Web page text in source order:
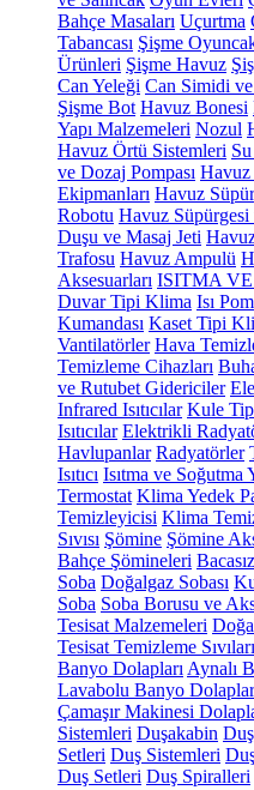
Bahçe Masaları Uçurtma
Tabancası Şişme
Ürünleri Şişme Havuz
Can Yeleği Can Simidi
Şişme Bot Havuz Bonesi
Yapı Malzemeleri Nozul
Havuz Örtü Sistemleri
ve Dozaj Pompası Havuz
Ekipmanları Havuz
Robotu Havuz Süpürgesi
Duşu ve Masaj Jeti
Trafosu Havuz Ampulü
Aksesuarları ISITMA
Duvar Tipi Klima Isı
Kumandası Kaset Tipi
Vantilatörler Hava
Temizleme Cihazları
ve Rutubet Gidericiler
Infrared Isıtıcılar Kule Tipi
Isıtıcılar Elektrikli
Havlupanlar Radyatörler
Isıtıcı Isıtma ve Soğutma
Termostat Klima Yedek
Temizleyicisi Klima
Sıvısı Şömine Şömine
Bahçe Şömineleri
Soba Doğalgaz Sobası
Soba Soba Borusu ve
Tesisat Malzemeleri
Tesisat Temizleme Sıvıları
Banyo Dolapları Aynalı
Lavabolu Banyo
Çamaşır Makinesi
Sistemleri Duşakabin
Setleri Duş Sistemleri
Duş Setleri Duş Spiralleri